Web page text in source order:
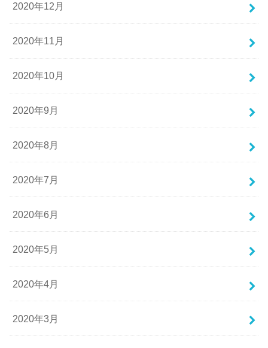
2020年12月
2020年11月
2020年10月
2020年9月
2020年8月
2020年7月
2020年6月
2020年5月
2020年4月
2020年3月